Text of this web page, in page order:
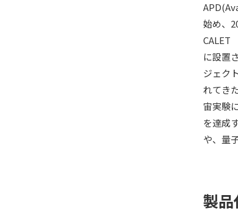
始め、
CALET
に設置
ジェク
れてき
宙実験
を達成
や、量
製